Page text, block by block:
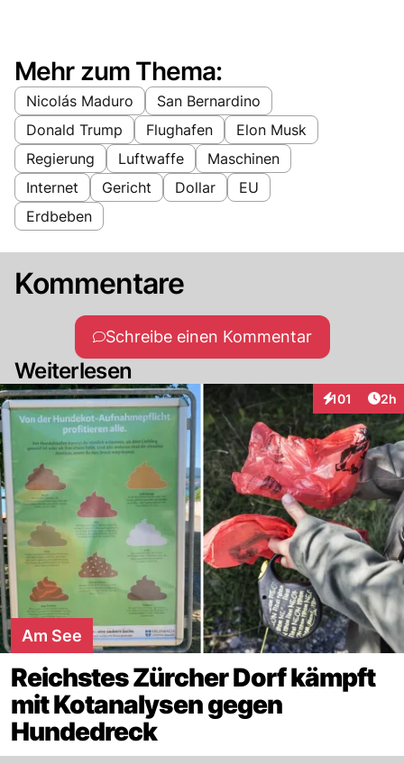
Mehr zum Thema:
Nicolás Maduro
San Bernardino
Donald Trump
Flughafen
Elon Musk
Regierung
Luftwaffe
Maschinen
Internet
Gericht Dollar
EU
Erdbeben
Kommentare
Schreibe einen Kommentar
Weiterlesen
101
Interaktionen
2h
Am See
Reichstes Zürcher Dorf kämpft
mit Kotanalysen gegen
Hundedreck